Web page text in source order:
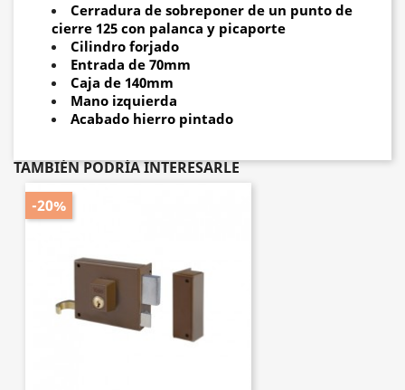
Cerradura de sobreponer de un punto de
cierre 125 con palanca y picaporte
Cilindro forjado
Entrada de 70mm
Caja de 140mm
Mano izquierda
Acabado hierro pintado
TAMBIÉN PODRÍA INTERESARLE
-20%